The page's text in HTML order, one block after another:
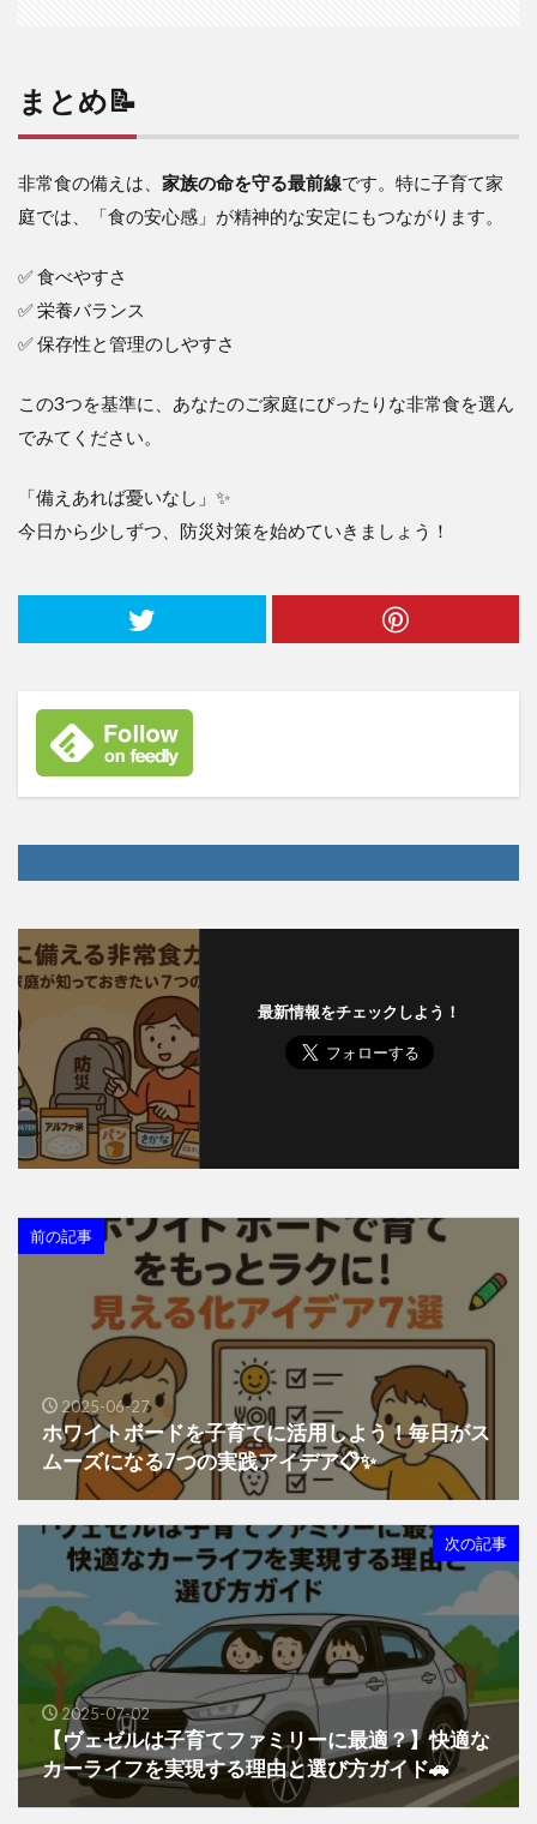
まとめ📝
非常食の備えは、 家族の命を守る最前線です。特に子育て家
庭では、「食の安心感」が精神的な安定にもつながります。
✅ 食べやすさ
✅ 栄養バランス
✅ 保存性と管理のしやすさ
この3つを基準に、あなたのご家庭にぴったりな非常食を選ん
でみてください。
「備えあれば憂いなし」✨
今日から少しずつ、防災対策を始めていきましょう！
最新情報をチェックしよう！
前の記事
2025-06-27
ホワイトボードを子育てに活用しよう！毎日がス
ムーズになる7つの実践アイデア📋✨
次の記事
2025-07-02
【ヴェゼルは子育てファミリーに最適？】快適な
カーライフを実現する理由と選び方ガイド🚗